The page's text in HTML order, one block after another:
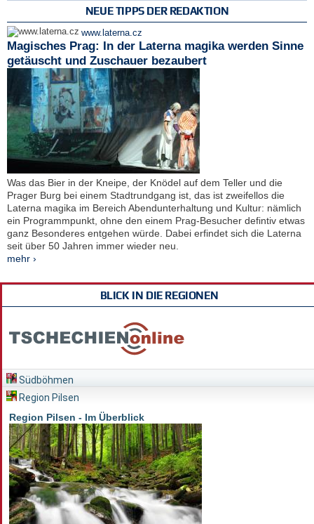
NEUE TIPPS DER REDAKTION
www.laterna.cz
Magisches Prag: In der Laterna magika werden Sinne
getäuscht und Zuschauer bezaubert
Was das Bier in der Kneipe, der Knödel auf dem Teller und die
Prager Burg bei einem Stadtrundgang ist, das ist zweifellos die
Laterna magika im Bereich Abendunterhaltung und Kultur: nämlich
ein Programmpunkt, ohne den einem Prag-Besucher defintiv etwas
ganz Besonderes entgehen würde. Dabei erfindet sich die Laterna
seit über 50 Jahren immer wieder neu.
mehr ›
BLICK IN DIE REGIONEN
Südböhmen
Region Pilsen
Region Pilsen - Im Überblick